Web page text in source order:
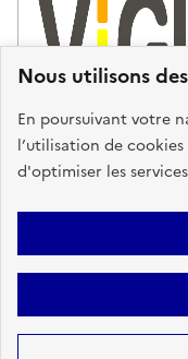
Nous utilisons
En poursuivant votre
l’utilisation de
d'optimiser les
Plan du site
Légales
Données
Sauf mention contraire,